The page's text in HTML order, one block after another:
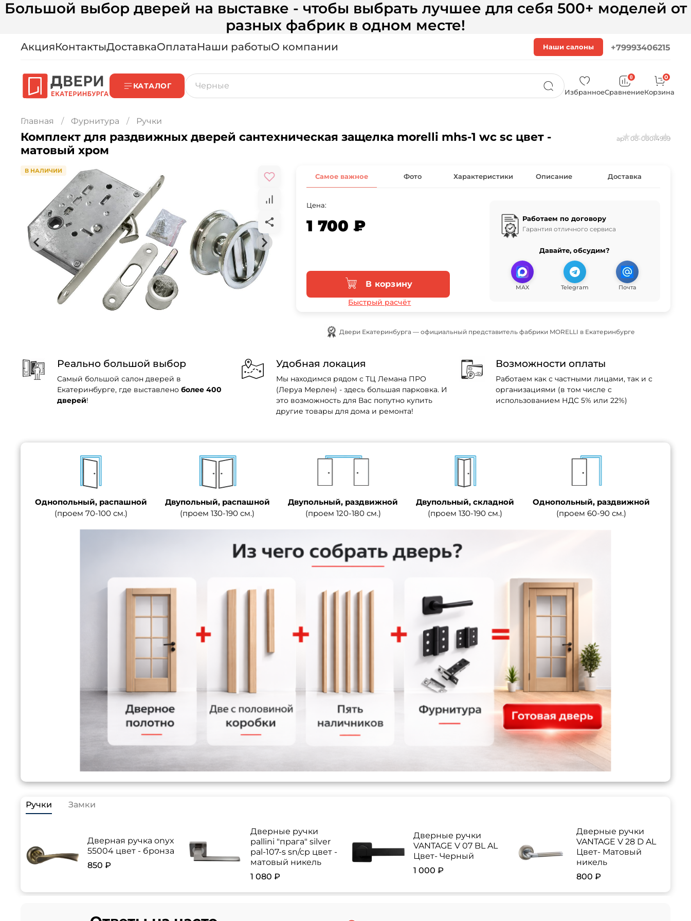
Большой выбор дверей на выставке - чтобы выбрать лучшее для себя 500+ моделей от
разных фабрик в одном месте!
АкцияКонтактыДоставкаОплатаНаши работыО компании Наши салоны +79993406215
КАТАЛОГ
Избранное
0
Сравнение
0
Корзина
Главная Фурнитура Ручки
Комплект для раздвижных дверей сантехническая защелка morelli mhs-1 wc sc цвет -
матовый хром
арт.00-00014999
★★★★★
В НАЛИЧИИ
Самое важное Фото Характеристики Описание Доставка
Цена:
1 700 ₽
В корзину
Быстрый расчёт
Работаем по договору
Гарантия отличного сервиса
Давайте, обсудим?
MAX Telegram Почта
Двери Екатеринбурга — официальный представитель фабрики MORELLI в Екатеринбурге
Реально большой выбор
Самый большой салон дверей в
Екатеринбурге, где выставлено более 400
дверей!
Удобная локация
Мы находимся рядом с ТЦ Лемана ПРО
(Леруа Мерлен) - здесь большая парковка. И
это возможность для Вас попутно купить
другие товары для дома и ремонта!
Возможности оплаты
Работаем как с частными лицами, так и с
организациями (в том числе с
использованием НДС 5% или 22%)
Однопольный, распашной
(проем 70-100 см.)
Двупольный, распашной
(проем 130-190 см.)
Двупольный, раздвижной
(проем 120-180 см.)
Двупольный, складной
(проем 130-190 см.)
Однопольный, раздвижной
(проем 60-90 см.)
Ручки Замки
Дверная ручка onyx
55004 цвет - бронза
850 ₽
Дверные ручки
pallini "прага" silver
pal-107-s sn/cp цвет -
матовый никель
1 080 ₽
Дверные ручки
VANTAGE V 07 BL AL
Цвет- Черный
1 000 ₽
Дверные ручки
VANTAGE V 28 D AL
Цвет- Матовый
никель
800 ₽